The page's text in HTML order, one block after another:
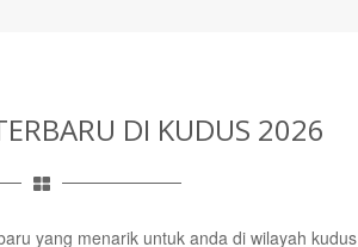
DI KUDUS 2026
yang menarik untuk anda di wilayah kudus